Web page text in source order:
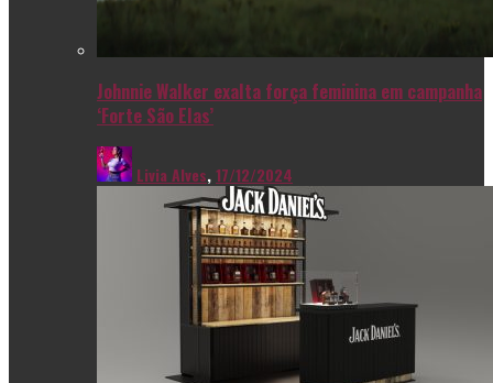
Johnnie Walker exalta força feminina em campanha
‘Forte São Elas’
Livia Alves,17/12/2024